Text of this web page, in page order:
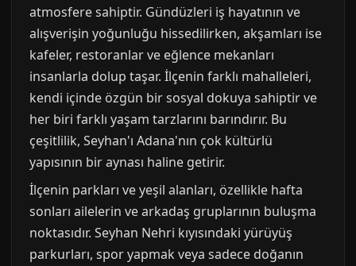
atmosfere sahiptir. Gündüzleri iş hayatının ve
alışverişin yoğunluğu hissedilirken, akşamları ise
kafeler, restoranlar ve eğlence mekanları
insanlarla dolup taşar. İlçenin farklı mahalleleri,
kendi içinde özgün bir sosyal dokuya sahiptir ve
her biri farklı yaşam tarzlarını barındırır. Bu
çeşitlilik, Seyhan'ı Adana'nın çok kültürlü
yapısının bir aynası haline getirir.
İlçenin parkları ve yeşil alanları, özellikle hafta
sonları ailelerin ve arkadaş gruplarının buluşma
noktasıdır. Seyhan Nehri kıyısındaki yürüyüş
parkurları, spor yapmak veya sadece doğanın